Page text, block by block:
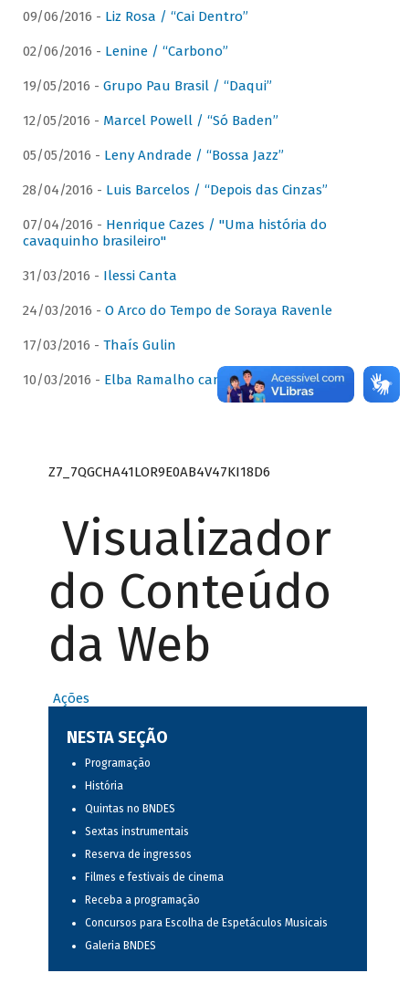
09/06/2016 - Liz Rosa / “Cai Dentro”
02/06/2016 - Lenine / “Carbono”
19/05/2016 - Grupo Pau Brasil / “Daqui”
12/05/2016 - Marcel Powell / “Só Baden”
05/05/2016 - Leny Andrade / “Bossa Jazz”
28/04/2016 - Luis Barcelos / “Depois das Cinzas”
07/04/2016 - Henrique Cazes / "Uma história do
cavaquinho brasileiro"
31/03/2016 - Ilessi Canta
24/03/2016 - O Arco do Tempo de Soraya Ravenle
17/03/2016 - Thaís Gulin
10/03/2016 - Elba Ramalho canta Dominguinhos
Z7_7QGCHA41LOR9E0AB4V47KI18D6
Visualizador
do Conteúdo
da Web
Ações
NESTA SEÇÃO
Programação
História
Quintas no BNDES
Sextas instrumentais
Reserva de ingressos
Filmes e festivais de cinema
Receba a programação
Concursos para Escolha de Espetáculos Musicais
Galeria BNDES